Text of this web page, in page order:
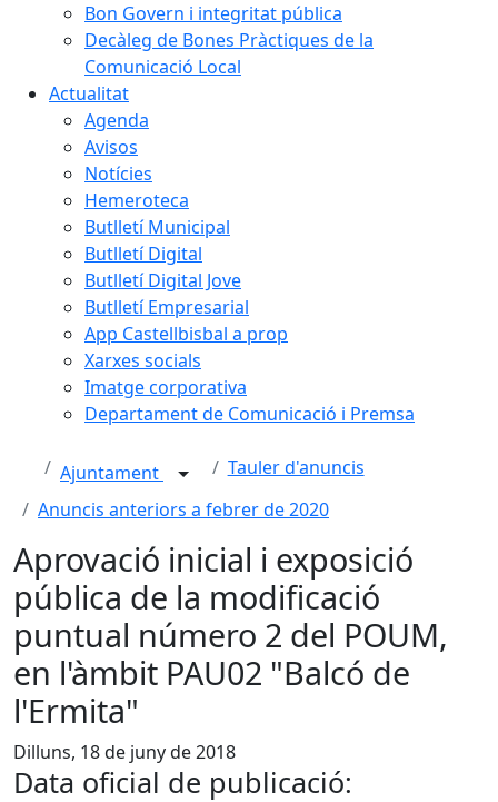
Bon Govern i integritat pública
Decàleg de Bones Pràctiques de la
Comunicació Local
Actualitat
Agenda
Avisos
Notícies
Hemeroteca
Butlletí Municipal
Butlletí Digital
Butlletí Digital Jove
Butlletí Empresarial
App Castellbisbal a prop
Xarxes socials
Imatge corporativa
Departament de Comunicació i Premsa
Ajuntament
Tauler d'anuncis
Anuncis anteriors a febrer de 2020
Aprovació inicial i exposició
pública de la modificació
puntual número 2 del POUM,
en l'àmbit PAU02 "Balcó de
l'Ermita"
Dilluns, 18 de juny de 2018
Data oficial de publicació: